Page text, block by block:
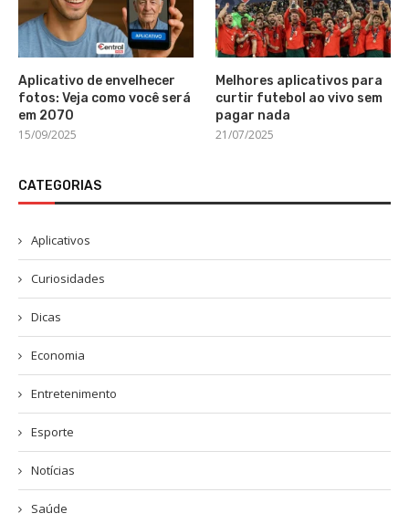
Aplicativo de envelhecer
fotos: Veja como você será
em 2070
15/09/2025
Melhores aplicativos para
curtir futebol ao vivo sem
pagar nada
21/07/2025
CATEGORIAS
Aplicativos
Curiosidades
Dicas
Economia
Entretenimento
Esporte
Notícias
Saúde